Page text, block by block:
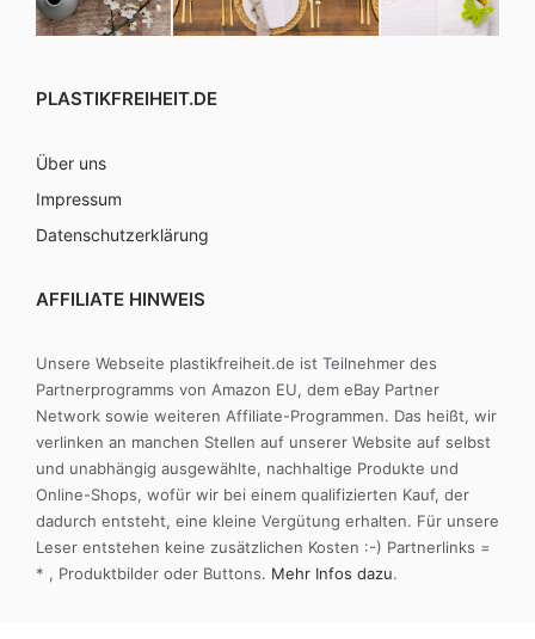
PLASTIKFREIHEIT.DE
Über uns
Impressum
Datenschutzerklärung
AFFILIATE HINWEIS
Unsere Webseite plastikfreiheit.de ist Teilnehmer des
Partnerprogramms von Amazon EU, dem eBay Partner
Network sowie weiteren Affiliate-Programmen. Das heißt, wir
verlinken an manchen Stellen auf unserer Website auf selbst
und unabhängig ausgewählte, nachhaltige Produkte und
Online-Shops, wofür wir bei einem qualifizierten Kauf, der
dadurch entsteht, eine kleine Vergütung erhalten. Für unsere
Leser entstehen keine zusätzlichen Kosten :-) Partnerlinks =
* , Produktbilder oder Buttons. Mehr Infos dazu.